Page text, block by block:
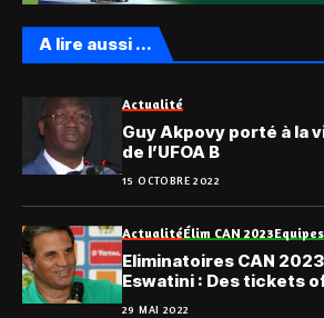
A lire aussi ...
Actualité
Guy Akpovy porté à la
de l’UFOA B
15 OCTOBRE 2022
ActualitéÉlim CAN 2023
Eliminatoires CAN
Eswatini : Des tickets
Duarte au public
29 MAI 2022